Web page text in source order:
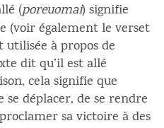
(poreuomai) signifie
(voir également le verset
utilisée à propos de
dit qu’il est allé
cela signifie que
déplacer, de se rendre
sa victoire à des